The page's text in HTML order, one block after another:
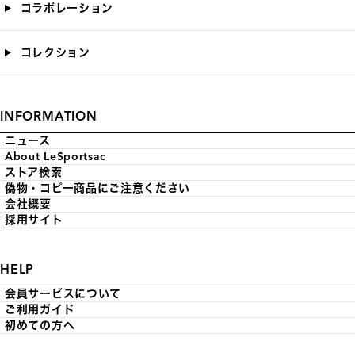
コラボレーション
コレクション
INFORMATION
ニュース
About LeSportsac
ストア検索
偽物・コピー商品にご注意ください
会社概要
採用サイト
HELP
会員サービスについて
ご利用ガイド
初めての方へ